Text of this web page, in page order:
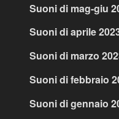
Suoni di mag-giu
Suoni di aprile
Suoni di marzo
Suoni di febbraio
Suoni di gennaio